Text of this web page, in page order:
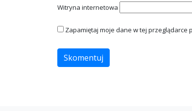
Witryna internetowa
Zapamiętaj moje dane w tej